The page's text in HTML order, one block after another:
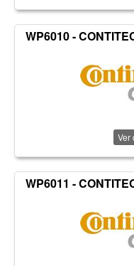
WP6010 -
Ver
WP6011 -